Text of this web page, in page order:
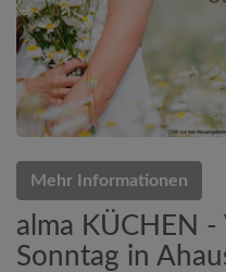
Mehr Informationen
alma KÜCHEN
Sonntag in